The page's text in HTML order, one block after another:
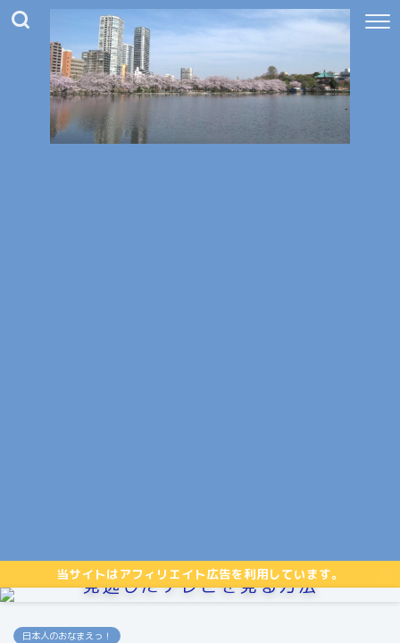
当サイトはアフィリエイト広告を利用しています。
見逃したテレビを見る方法
日本人のおなまえっ！